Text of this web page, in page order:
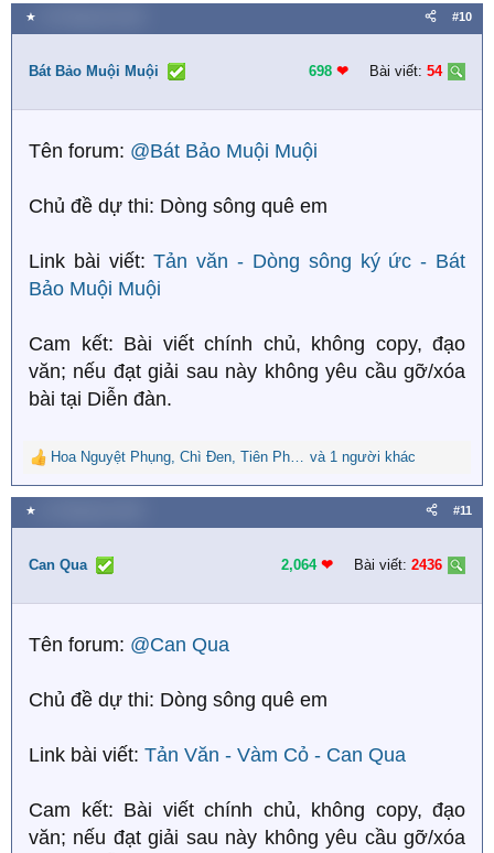
a
c
i
n
:
★ #10
Bát Bảo Muội Muội 698 ❤︎ Bài viết: 54
Tên forum: @Bát Bảo Muội Muội
Chủ đề dự thi: Dòng sông quê em
Link bài viết:Tản văn - Dòng sông ký ức - Bát
Bảo Muội Muội
Cam kết: Bài viết chính chủ, không copy, đạo
văn; nếu đạt giải sau này không yêu cầu gỡ/xóa
bài tại Diễn đàn.
R
e
a
c
i
n
:
Hoa Nguyệt Phụng, Chì Đen, Tiên Phan và 1 người khác
★ #11
Can Qua 2,064 ❤︎ Bài viết: 2436
Tên forum: @Can Qua
Chủ đề dự thi: Dòng sông quê em
Link bài viết: Tản Văn - Vàm Cỏ - Can Qua
Cam kết: Bài viết chính chủ, không copy, đạo
văn; nếu đạt giải sau này không yêu cầu gỡ/xóa